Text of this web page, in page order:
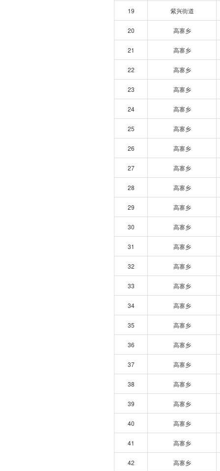
19 紫兴街道
20 高寨乡
21 高寨乡
22 高寨乡
23 高寨乡
24 高寨乡
25 高寨乡
26 高寨乡
27 高寨乡
28 高寨乡
29 高寨乡
30 高寨乡
31 高寨乡
32 高寨乡
33 高寨乡
34 高寨乡
35 高寨乡
36 高寨乡
37 高寨乡
38 高寨乡
39 高寨乡
40 高寨乡
41 高寨乡
42 高寨乡